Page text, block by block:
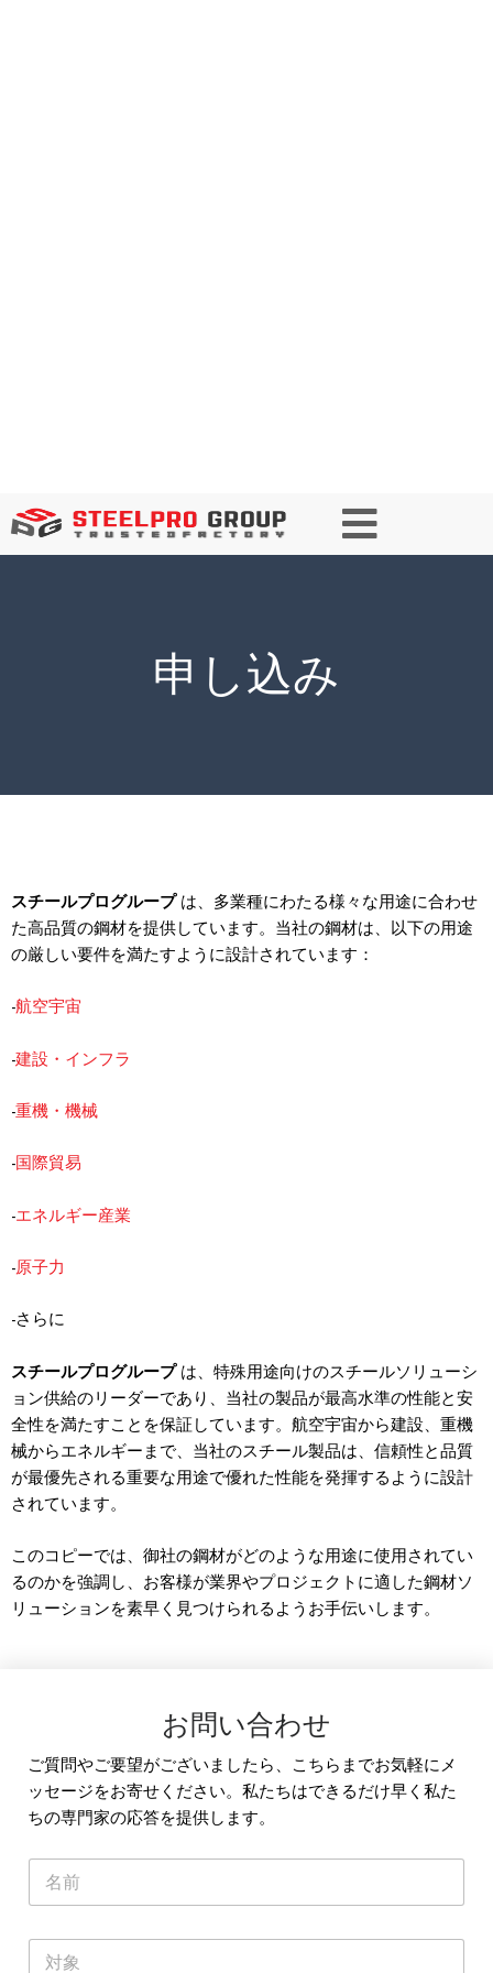
申し込み
スチールプログループは、多業種にわたる様々な用途に合わせ
た高品質の鋼材を提供しています。当社の鋼材は、以下の用途
の厳しい要件を満たすように設計されています：
-航空宇宙
-建設・インフラ
-重機・機械
-国際貿易
-エネルギー産業
-原子力
-さらに
スチールプログループは、特殊用途向けのスチールソリューシ
ョン供給のリーダーであり、当社の製品が最高水準の性能と安
全性を満たすことを保証しています。航空宇宙から建設、重機
械からエネルギーまで、当社のスチール製品は、信頼性と品質
が最優先される重要な用途で優れた性能を発揮するように設計
されています。
このコピーでは、御社の鋼材がどのような用途に使用されてい
るのかを強調し、お客様が業界やプロジェクトに適した鋼材ソ
リューションを素早く見つけられるようお手伝いします。
お問い合わせ
ご質問やご要望がございましたら、こちらまでお気軽にメ
ッセージをお寄せください。私たちはできるだけ早く私た
ちの専門家の応答を提供します。
名
*
単